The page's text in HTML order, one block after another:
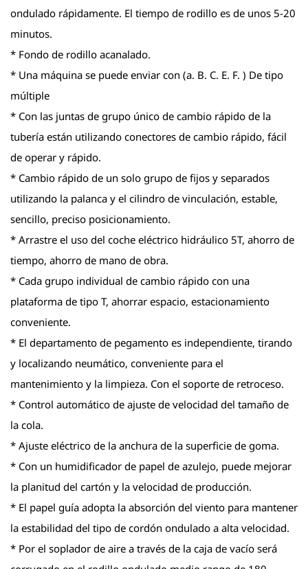
ondulado rápidamente. El tiempo de rodillo es de unos 5-20
minutos.
* Fondo de rodillo acanalado.
* Una máquina se puede enviar con (a. B. C. E. F. ) De tipo
múltiple
* Con las juntas de grupo único de cambio rápido de la
tubería están utilizando conectores de cambio rápido, fácil
de operar y rápido.
* Cambio rápido de un solo grupo de fijos y separados
utilizando la palanca y el cilindro de vinculación, estable,
sencillo, preciso posicionamiento.
* Arrastre el uso del coche eléctrico hidráulico 5T, ahorro de
tiempo, ahorro de mano de obra.
* Cada grupo individual de cambio rápido con una
plataforma de tipo T, ahorrar espacio, estacionamiento
conveniente.
* El departamento de pegamento es independiente, tirando
y localizando neumático, conveniente para el
mantenimiento y la limpieza. Con el soporte de retroceso.
* Control automático de ajuste de velocidad del tamaño de
la cola.
* Ajuste eléctrico de la anchura de la superficie de goma.
* Con un humidificador de papel de azulejo, puede mejorar
la planitud del cartón y la velocidad de producción.
* El papel guía adopta la absorción del viento para mantener
la estabilidad del tipo de cordón ondulado a alta velocidad.
* Por el soplador de aire a través de la caja de vacío será